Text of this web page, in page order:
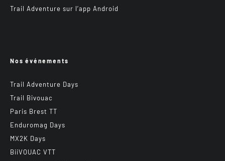
Trail Adventure sur l’app Android
Nos événements
Trail Adventure Days
Trail Bivouac
Paris Brest TT
Enduromag Days
MX2K Days
BiiVOUAC VTT